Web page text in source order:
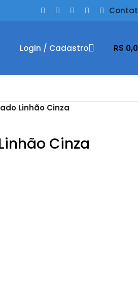
Login / Cadastro R$
Linhão Cinza
Cinza